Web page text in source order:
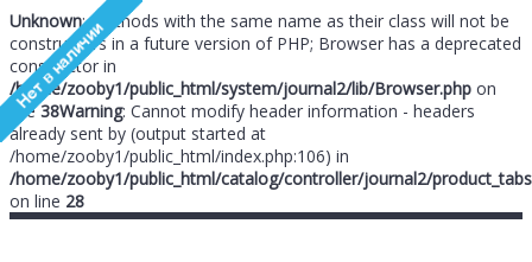
Unknown: Methods with the same name as their class will not be
constructors in a future version of PHP; Browser has a deprecated
constructor in
/home/zooby1/public_html/system/journal2/lib/Browser.php on
line38Warning: Cannot modify header information - headers
already sent by (output started at
/home/zooby1/public_html/index.php:106) in
/home/zooby1/public_html/catalog/controller/journal2/
on line 28